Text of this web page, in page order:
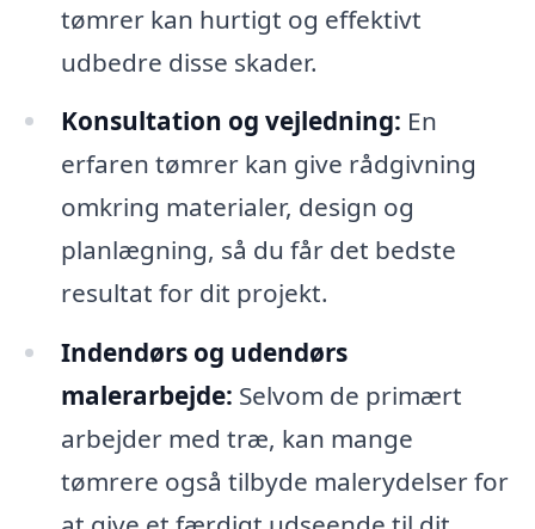
tømrer kan hurtigt og effektivt
udbedre disse skader.
Konsultation og vejledning: En
erfaren tømrer kan give rådgivning
omkring materialer, design og
planlægning, så du får det bedste
resultat for dit projekt.
Indendørs og udendørs
malerarbejde: Selvom de primært
arbejder med træ, kan mange
tømrere også tilbyde malerydelser for